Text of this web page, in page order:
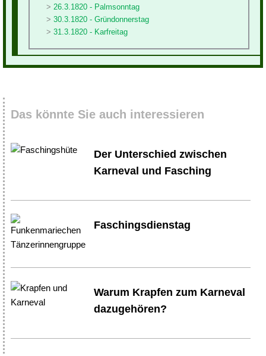
26.3.1820 - Palmsonntag
30.3.1820 - Gründonnerstag
31.3.1820 - Karfreitag
Das könnte Sie auch interessieren
Der Unterschied zwischen
Karneval und Fasching
Faschingsdienstag
Warum Krapfen zum Karneval
dazugehören?